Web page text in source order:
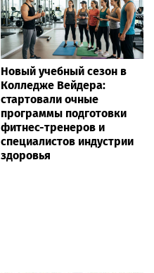
Новый учебный сезон в
Колледже Вейдера:
стартовали очные
программы подготовки
фитнес-тренеров и
специалистов индустрии
здоровья